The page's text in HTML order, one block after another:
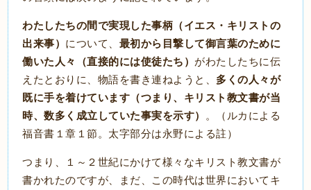
わたしたちの間で実現した事柄（イエス・キリストの
出来事） について、 最初から目撃して御言葉のために
働いた人々（直接的には使徒たち） がわたしたちに伝
えたとおりに、物語を書き連ねようと、 多くの人々が
既に手を着けています（つまり、キリスト教文書が当
時、数多く成立していた事実を示す） 。（ルカによる
福音書１章１節。太字部分は永野による註）
つまり、１～２世紀にかけて様々なキリスト教文書が
書かれたのですが、まだ、この時代は世界においてキ